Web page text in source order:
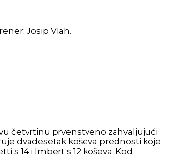
Josip Vlah.
četvrtinu prvenstveno zahvaljujući
dvadesetak koševa prednosti koje
s 14 i Imbert s 12 koševa. Kod